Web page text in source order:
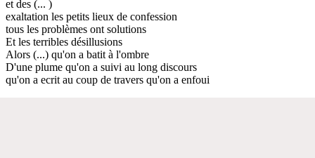
et des (... )
exaltation les petits lieux de confession
tous les problèmes ont solutions
Et les terribles désillusions
Alors (...) qu'on a batit à l'ombre
D'une plume qu'on a suivi au long discours
qu'on a ecrit au coup de travers qu'on a enfoui